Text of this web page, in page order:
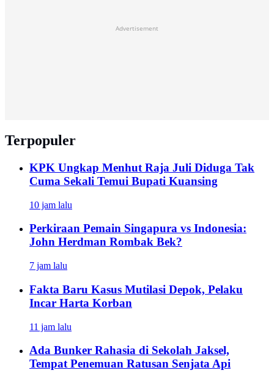
Advertisement
Terpopuler
KPK Ungkap Menhut Raja Juli Diduga Tak
Cuma Sekali Temui Bupati Kuansing
10 jam lalu
Perkiraan Pemain Singapura vs Indonesia:
John Herdman Rombak Bek?
7 jam lalu
Fakta Baru Kasus Mutilasi Depok, Pelaku
Incar Harta Korban
11 jam lalu
Ada Bunker Rahasia di Sekolah Jaksel,
Tempat Penemuan Ratusan Senjata Api